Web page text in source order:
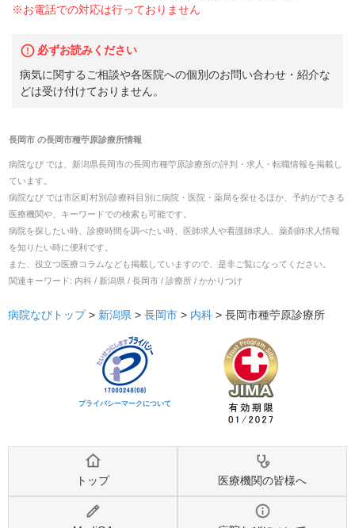
※お電話での対応は行っておりません
必ずお読みください
病気に関するご相談や各医院への個別のお問い合わせ・紹介な
どは受け付けておりません。
長岡市の長岡市種苧原診療所情報
病院なび では、 新潟県長岡市の長岡市種苧原診療所の評判・求人・転職情報を掲載し
ています。
病院なび では市区町村別/診療科目別に病院・医院・薬局を探せるほか、予約ができる
医療機関や、キーワードでの検索も可能です。
病院を探したい時、診療時間を調べたい時、医師求人や看護師求人、薬剤師求人情報
を知りたい時に便利です。
また、役立つ医療コラムなども掲載していますので、是非ご覧になってください。
関連キーワード: 内科 / 新潟県 / 長岡市 / 診療所 / かかりつけ
病院なびトップ > 新潟県 > 長岡市 > 内科 > 長岡市種苧原診療所
プライバシーマークについて
トップ 医療機関の皆様へ